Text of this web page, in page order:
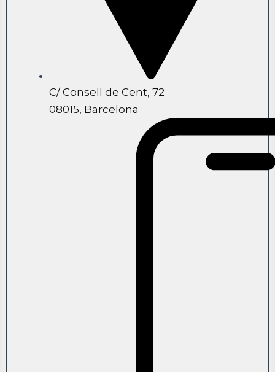
C/ Consell de Cent, 72
08015, Barcelona